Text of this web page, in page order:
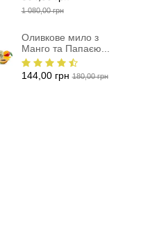
1 080,00 грн
Оливкове мило з
Манго та Папаєю...
144,00 грн 180,00 грн